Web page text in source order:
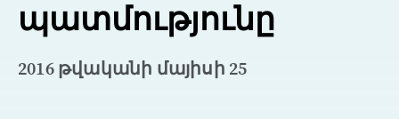
պատմությունը
2016 թվականի մայիսի 25